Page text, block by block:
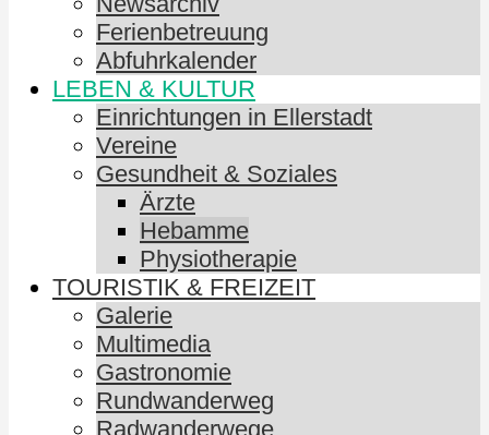
Ferienbetreuung
Abfuhrkalender
LEBEN & KULTUR
Einrichtungen in Ellerstadt
Vereine
Gesundheit & Soziales
Ärzte
Hebamme
Physiotherapie
TOURISTIK & FREIZEIT
Galerie
Multimedia
Gastronomie
Rundwanderweg
Radwanderwege